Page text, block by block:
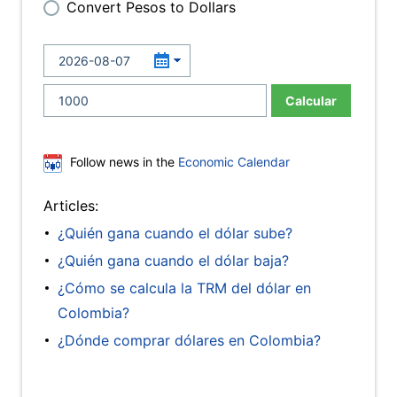
Convert Pesos to Dollars
Calcular
Follow news in the Economic Calendar
Articles:
¿Quién gana cuando el dólar sube?
¿Quién gana cuando el dólar baja?
¿Cómo se calcula la TRM del dólar en
Colombia?
¿Dónde comprar dólares en Colombia?